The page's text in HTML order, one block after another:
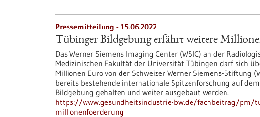
Pressemitteilung - 15.06.2022
Tübinger Bildgebung erfährt weitere
Das Werner Siemens Imaging Center (WSIC) an der
Medizinischen Fakultät der Universität Tübingen darf sich
Millionen Euro von der Schweizer Werner Siemens-Stiftung
bereits bestehende internationale Spitzenforschung auf
Bildgebung gehalten und weiter ausgebaut werden.
https://www.gesundheitsindustrie-bw.de/fachbeitrag/pm/
millionenfoerderung